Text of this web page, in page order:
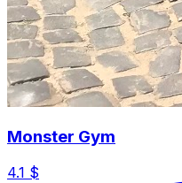
Monster Gym
4.1 $